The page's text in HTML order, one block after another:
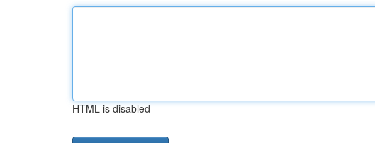
HTML is disabled